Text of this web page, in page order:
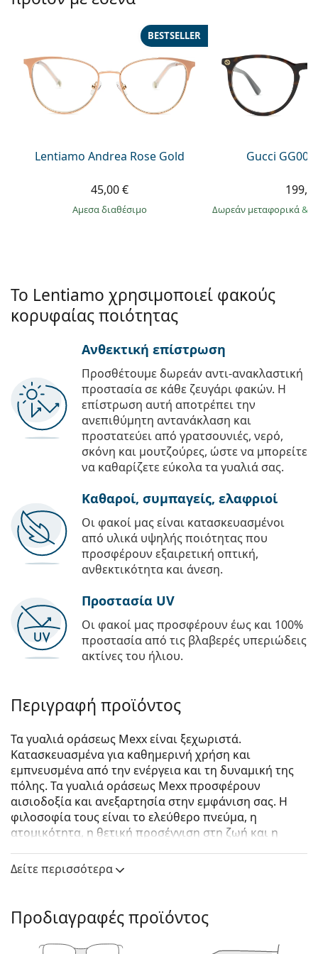
Persol
Όλες οι μάρκες
Lentiamo Andrea Rose Gold
BESTSELLER
45,00 €
άμεσα διαθέσιμο
Gucci
Δωρεάν μεταφορικά&
Το Lentiamo χρησιμοποιεί φακούς
κορυφαίας ποιότητας
Ανθεκτική επίστρωση
Προσθέτουμε δωρεάν αντι-ανακλαστική
προστασία σε κάθε ζευγάρι φακών. Η
επίστρωση αυτή αποτρέπει την
ανεπιθύμητη αντανάκλαση και
προστατεύει από γρατσουνιές, νερό,
σκόνη και μουτζούρες, ώστε να μπορείτε
να καθαρίζετε εύκολα τα γυαλιά σας.
Καθαροί, συμπαγείς, ελαφριοί
Οι φακοί μας είναι κατασκευασμένοι
από υλικά υψηλής ποιότητας που
προσφέρουν εξαιρετική οπτική,
ανθεκτικότητα και άνεση.
Προστασία UV
Οι φακοί μας προσφέρουν έως και 100%
προστασία από τις βλαβερές υπεριώδεις
ακτίνες του ήλιου.
Περιγραφή προϊόντος
Τα γυαλιά οράσεως Mexx είναι ξεχωριστά.
Κατασκευασμένα για καθημερινή χρήση και
εμπνευσμένα από την ενέργεια και τη δυναμική της
πόλης. Τα γυαλιά οράσεως Mexx προσφέρουν
αισιοδοξία και ανεξαρτησία στην εμφάνιση σας. Η
φιλοσοφία τους είναι το ελεύθερο πνεύμα, η
ατομικότητα, η θετική προσέγγιση στη ζωή και η
Mexx 2737 300 19 51είναι γυναικεία γυαλιά οράσεως.
Το ροζ χρώμα του σκελετού ταιριάζει απόλυτα με
ανοιχτόχρωμα ξανθά μαλλιά.
Δείτε περισσότερα
Προδιαγραφές προϊόντος